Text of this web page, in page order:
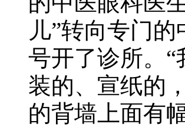
儿”转向专门
号开了诊所。
装的、宣纸的
的背墙上面有